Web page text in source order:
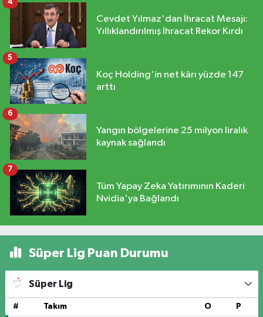
Cevdet Yılmaz'dan İhracat Mesajı:
Yıllıklandırılmış İhracat Rekor Kırdı
4
Koç Holding'in net kârı yüzde 147
arttı
5
Yangın bölgelerine 25 milyon liralık
kaynak sağlandı
6
Tüm Yapay Zeka Yatırımının Kaderi
Nvidia'ya Bağlandı
7
Süper Lig Puan Durumu
Süper Lig
# Takım O P